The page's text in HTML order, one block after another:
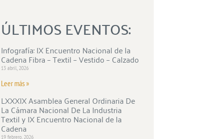
ÚLTIMOS EVENTOS:
Infografía: IX Encuentro Nacional de la
Cadena Fibra – Textil – Vestido – Calzado
13 abril, 2026
Leer más »
LXXXIX Asamblea General Ordinaria De
La Cámara Nacional De La Industria
Textil y IX Encuentro Nacional de la
Cadena
19 febrero, 2026